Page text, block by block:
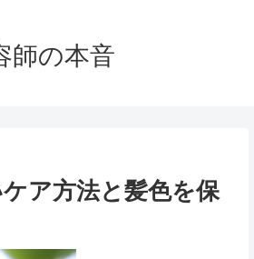
師の本音
ア方法と髪色を保